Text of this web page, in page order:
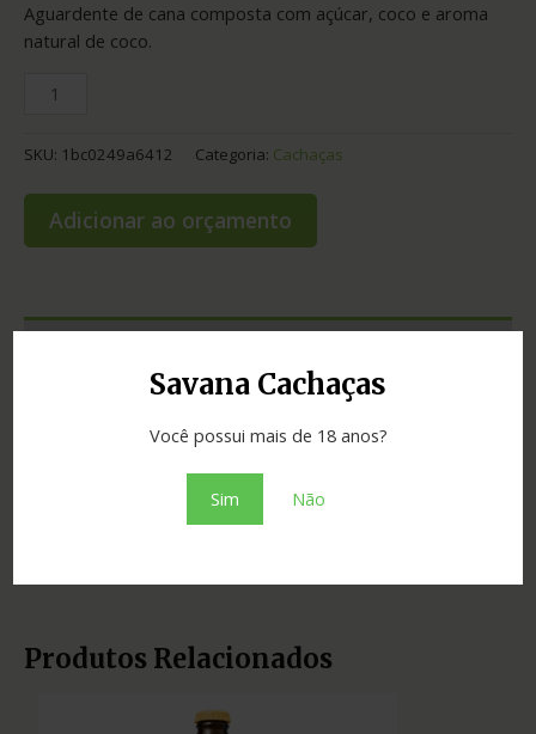
Savana Cachaças
Você possui mais de 18 anos?
Sim Não
Aguardente de cana composta com açúcar, coco e aroma
natural de coco.
SKU: 1bc0249a6412 Categoria: Cachaças
Adicionar ao orçamento
Informação adicional
Minas Gerais
Produtos Relacionados